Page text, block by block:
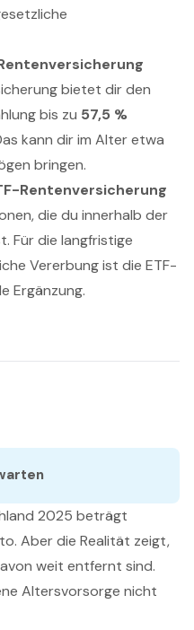
bietet dir den
bis zu 57,5 %
kann dir im Alter etwa
bringen.
Rentenversicherung
die du innerhalb der
Für die langfristige
Vererbung ist die ETF-
Ergänzung.
2025 beträgt
Aber die Realität zeigt,
weit entfernt sind.
Altersvorsorge nicht